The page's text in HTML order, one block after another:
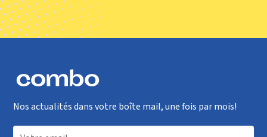
Nos actualités dans votre boîte mail, une fois par mois!